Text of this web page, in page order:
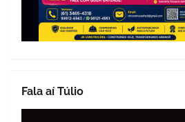
Fala aí Túlio